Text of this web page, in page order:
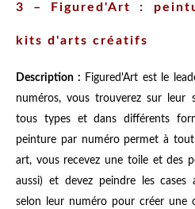
3 – Figured'Art :
kits d'arts créatifs
Description : Figured'Art est le
numéros, vous trouverez sur leur
tous types et dans différents
peinture par numéro permet à
art, vous recevez une toile et des
aussi) et devez peindre les cases
selon leur numéro pour créer une